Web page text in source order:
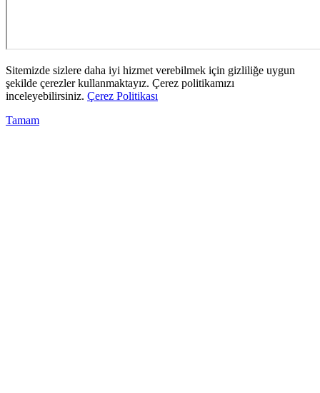
Sitemizde sizlere daha iyi hizmet verebilmek için gizliliğe uygun
şekilde çerezler kullanmaktayız. Çerez politikamızı
inceleyebilirsiniz. Çerez Politikası
Tamam